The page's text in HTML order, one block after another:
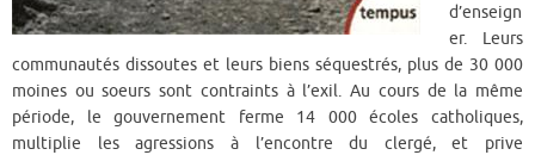
d’enseign
er. Leurs
communautés dissoutes et leurs biens séquestrés, plus de 30 000
moines ou soeurs sont contraints à l’exil. Au cours de la même
période, le gouvernement ferme 14 000 écoles catholiques,
multiplie les agressions à l’encontre du clergé, et prive